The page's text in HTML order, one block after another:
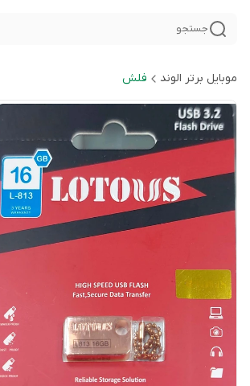
جستجو
موبایل برتر الوند فلش